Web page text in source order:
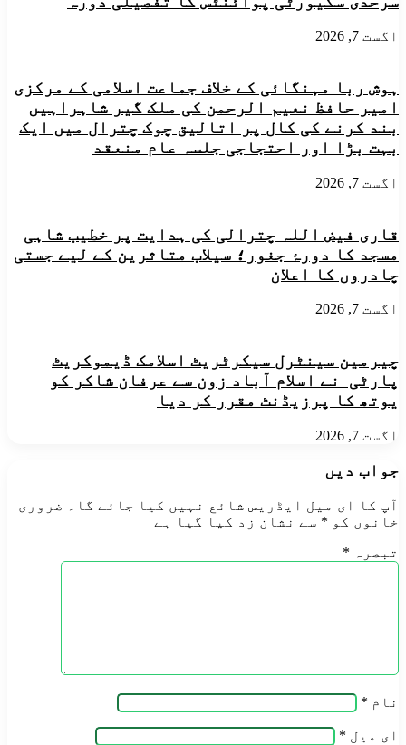
سے
تقریب
کاانعقاد
پولیس
چترال
اگست 7, 2026
ہوش ربا مہنگائی کے خلاف جماعت اسلامی کے مرکزی
امیر حافظ نعیم الرحمن کی ملک گیر شاہراہیں
بند کرنے کی کال پر اتالیق چوک چترال میں ایک
بہت بڑا اور احتجاجی جلسہ عام منعقد
اگست 7, 2026
قاری فیض اللہ چترالی کی ہدایت پر خطیب شاہی
مسجد کا دورۂ جغور؛ سیلاب متاثرین کے لیے جستی
چادروں کا اعلان
اگست 7, 2026
چیرمین سینٹرل سیکرٹریٹ اسلامک ڈیموکریٹ
پارٹی نے اسلام آباد زون سے عرفان شاکر کو
یوتھ کا پرزیڈنٹ مقرر کر دیا
اگست 7, 2026
جواب دیں
آپ کا ای میل ایڈریس شائع نہیں کیا جائے گا۔
ضروری
خانوں کو * سے نشان زد کیا گیا ہے
تبصرہ *
نام *
ای میل *